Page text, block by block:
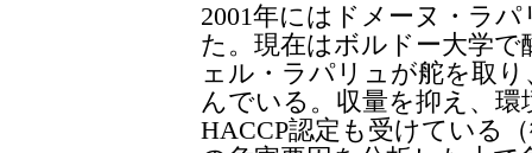
2001年にはドメーヌ・ラ
た。現在はボルドー大学
ェル・ラパリュが舵を取
んでいる。収量を抑え、
HACCP認定も受けている